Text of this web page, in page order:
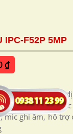
IPC-F52P 5MP
₫
thân IP WiFi cố
lại hình ảnh
mic ghi âm, hỗ trợ